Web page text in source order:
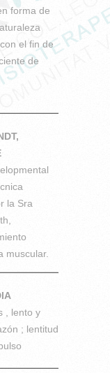
forma de
el fin de
de
la Sra
muscular.
, lento y
; lentitud